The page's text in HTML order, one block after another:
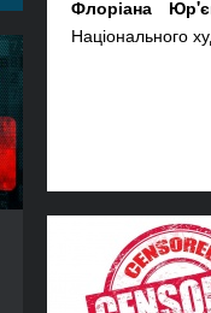
Флоріана
Національного
Дискусія
виклики для